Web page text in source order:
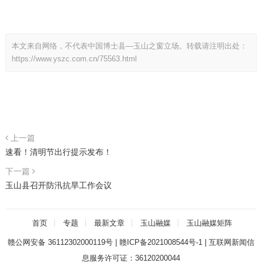
本文来自网络，不代表中国博士县—玉山之窗立场。转载请注明出处：
https://www.yszc.com.cn/75563.html
上一篇
速看！清明节出行提示发布！
下一篇
玉山县召开防汛抗旱工作会议
首页 专题 最新文章 玉山融媒 玉山融媒矩阵
赣公网安备 36112302000119号| 赣ICP备2021008544号-1| 互联网新闻信
息服务许可证：36120200044